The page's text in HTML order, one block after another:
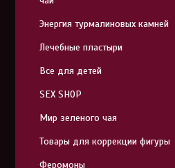
Энергия турмалиновых камней
Лечебные пластыри
Все для детей
SEX SHOP
Мир зеленого чая
Товары для коррекции фигуры
Феромоны